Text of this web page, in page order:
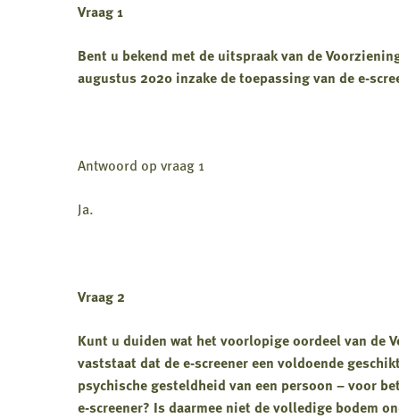
Vraag 1
Bent u bekend met de uitspraak van de
augustus 2020 inzake de toepassing van de e-
Antwoord op vraag 1
Ja.
Vraag 2
Kunt u duiden wat het voorlopige oordeel van de
vaststaat dat de e-screener een voldoende
psychische gesteldheid van een persoon – voor
e-screener? Is daarmee niet de volledige bodem